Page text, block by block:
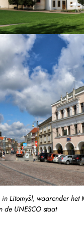
Litomyšl, waaronder het
de UNESCO staat